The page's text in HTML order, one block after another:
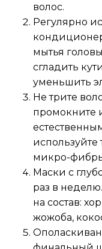
волос.
Регулярно
мытья
сгладить
уменьшить
Не трите
промокните
микро-
Маски с
раз в
на состав:
жожоба,